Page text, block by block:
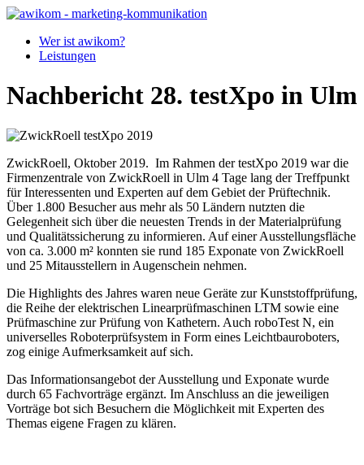
Wer ist awikom?
Leistungen
Nachbericht 28. testXpo in Ulm
ZwickRoell, Oktober 2019. Im Rahmen der testXpo 2019 war die
Firmenzentrale von ZwickRoell in Ulm 4 Tage lang der Treffpunkt
für Interessenten und Experten auf dem Gebiet der Prüftechnik.
Über 1.800 Besucher aus mehr als 50 Ländern nutzten die
Gelegenheit sich über die neuesten Trends in der Materialprüfung
und Qualitätssicherung zu informieren. Auf einer Ausstellungsfläche
von ca. 3.000 m² konnten sie rund 185 Exponate von ZwickRoell
und 25 Mitausstellern in Augenschein nehmen.
Die Highlights des Jahres waren neue Geräte zur Kunststoffprüfung,
die Reihe der elektrischen Linearprüfmaschinen LTM sowie eine
Prüfmaschine zur Prüfung von Kathetern. Auch roboTest N, ein
universelles Roboterprüfsystem in Form eines Leichtbauroboters,
zog einige Aufmerksamkeit auf sich.
Das Informationsangebot der Ausstellung und Exponate wurde
durch 65 Fachvorträge ergänzt. Im Anschluss an die jeweiligen
Vorträge bot sich Besuchern die Möglichkeit mit Experten des
Themas eigene Fragen zu klären.